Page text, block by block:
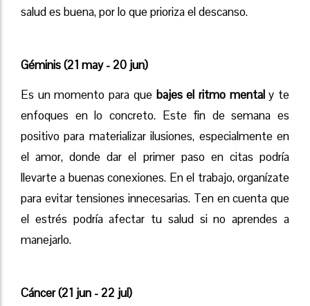
salud es buena, por lo que prioriza el descanso.
Géminis (21 may - 20 jun)
Es un momento para que bajes el ritmo mentaly te
enfoques en lo concreto. Este fin de semana es
positivo para materializar ilusiones, especialmente en
el amor, donde dar el primer paso en citas podría
llevarte a buenas conexiones. En el trabajo, organízate
para evitar tensiones innecesarias. Ten en cuenta que
el estrés podría afectar tu salud si no aprendes a
manejarlo.
Cáncer (21 jun - 22 jul)